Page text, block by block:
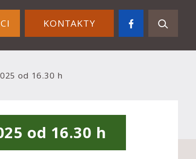
KONTAKTY
od 16.30 h
od 16.30 h